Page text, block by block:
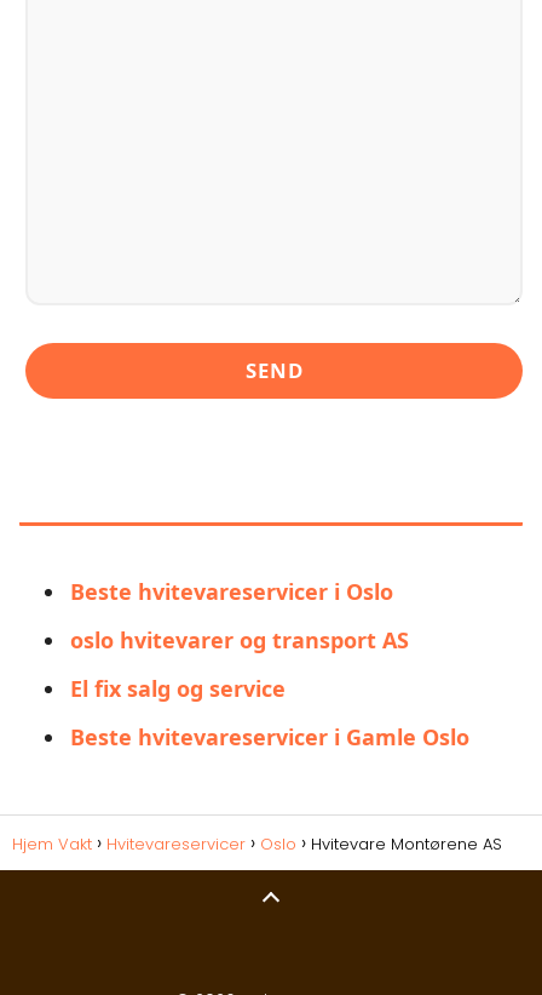
Beste hvitevareservicer i Oslo
oslo hvitevarer og transport AS
El fix salg og service
Beste hvitevareservicer i Gamle Oslo
Hjem Vakt Hvitevareservicer Oslo Hvitevare Montørene AS